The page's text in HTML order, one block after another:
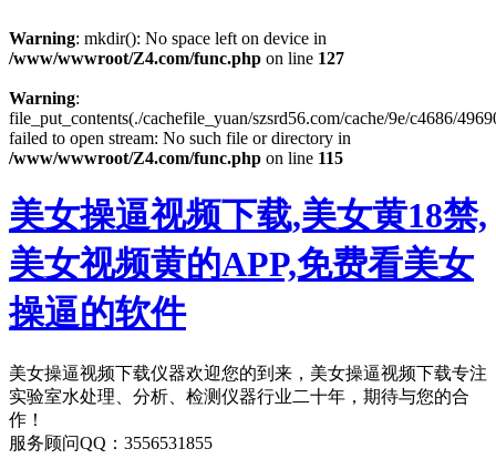
Warning: mkdir(): No space left on device in
/www/wwwroot/Z4.com/func.php on line 127
Warning:
file_put_contents(./cachefile_yuan/szsrd56.com/cache/9e/c4686/
failed to open stream: No such file or directory in
/www/wwwroot/Z4.com/func.php on line 115
美女操逼视频下载,美女黄18禁,
美女视频黄的APP,免费看美女
操逼的软件
美女操逼视频下载仪器欢迎您的到来，美女操逼视频下载专注
实验室水处理、分析、检测仪器行业二十年，期待与您的合
作！
服务顾问QQ：3556531855